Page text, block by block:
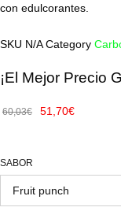
con edulcorantes.
SKU N/ACategory
¡El Mejor Precio
60,03€ 51,70€
SABOR